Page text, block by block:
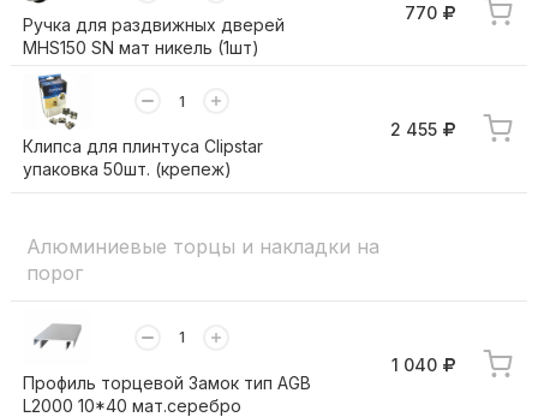
Ручка для раздвижных дверей
MHS150 SN мат никель (1шт)
770
Клипса для плинтуса Clipstar
упаковка 50шт. (крепеж)
2 455
Алюминиевые торцы и накладки на
порог
Профиль торцевой Замок тип AGB
L2000 10*40 мат.серебро
1 040